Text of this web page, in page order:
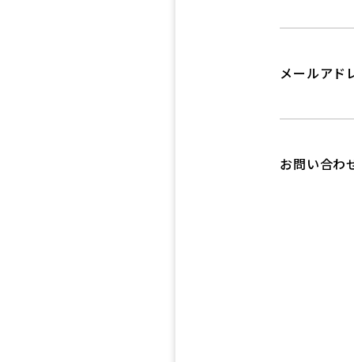
メールアド
お問い合わ